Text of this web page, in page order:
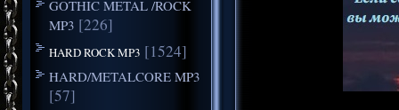
GOTHIC METAL /ROCK
MP3 [226]
HARD ROCK MP3 [1524]
HARD/METALCORE MP3
[57]